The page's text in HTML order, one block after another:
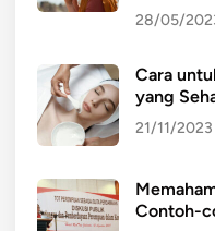
28/05/
Cara
yang
21/11/2023
Contoh-